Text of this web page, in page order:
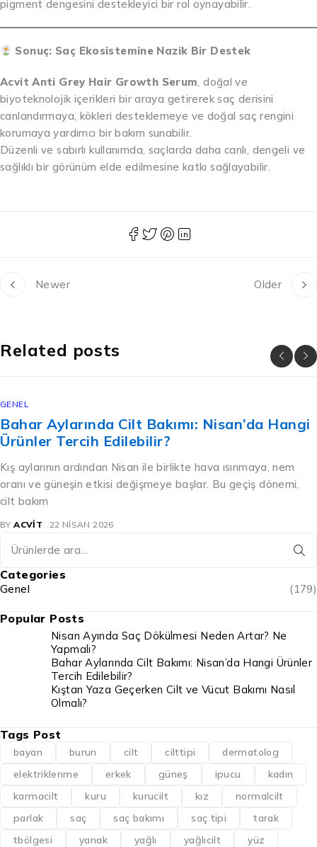
pigment dengesini destekleyici bir rol oynayabilir.
Sonuç: Saç Ekosistemine Nazik Bir Destek
Acvit Anti Grey Hair Growth Serum, doğal ve
biyoteknolojik içerikleri bir araya getirerek saç derisini
canlandırmaya, kökleri desteklemeye ve doğal saç rengini
korumaya yardımcı bir bakım sunabilir.
Düzenli ve sabırlı kullanımda, saçlarda daha canlı, dengeli ve
sağlıklı bir görünüm elde edilmesine katkı sağlayabilir.
Newer Older
Related posts
GENEL
Bahar Aylarında Cilt Bakımı: Nisan’da Hangi
Ürünler Tercih Edilebilir?
Kış aylarının ardından Nisan ile birlikte hava ısınmaya, nem
oranı ve güneşin etkisi değişmeye başlar. Bu geçiş dönemi,
cilt bakım
BY ACVIT 22 NISAN 2026
Categories
Genel (179)
Popular Posts
Nisan Ayında Saç Dökülmesi Neden Artar? Ne
Yapmalı?
Bahar Aylarında Cilt Bakımı: Nisan’da Hangi Ürünler
Tercih Edilebilir?
Kıştan Yaza Geçerken Cilt ve Vücut Bakımı Nasıl
Olmalı?
Tags Post
bayan burun cilt cilttipi
dermatolog
elektriklenme
erkek güneş ipucu
kadın
karmacilt
kuru kurucilt kız
normalcilt
parlak
saç saç bakımı saç tipi
tarak
tbölgesi
yanak yağlı yağlıcilt
yüz